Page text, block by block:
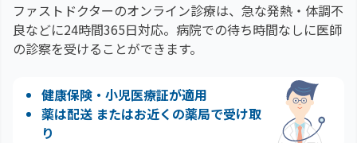
ファストドクターのオンライン診療は、急な発熱・体調不
良などに24時間365日対応。 病院での待ち時間なしに医師
の診察を受けることができます。
健康保険・小児医療証が適用
薬は配送 またはお近くの薬局で受け取
り